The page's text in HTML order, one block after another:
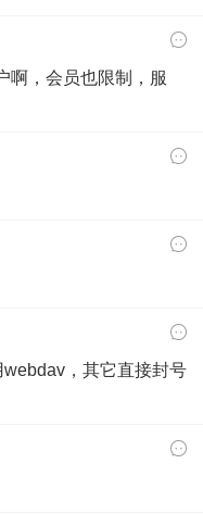
啊，会员也限制，服
，其它直接封号